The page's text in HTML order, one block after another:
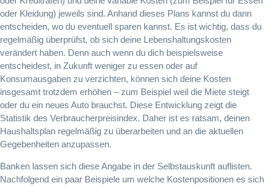
oder Kleidung) jeweils sind. Anhand dieses Plans kannst du dann
entscheiden, wo du eventuell sparen kannst. Es ist wichtig, dass du
regelmäßig überprüfst, ob sich deine Lebenshaltungskosten
verändert haben. Denn auch wenn du dich beispielsweise
entscheidest, in Zukunft weniger zu essen oder auf
Konsumausgaben zu verzichten, können sich deine Kosten
insgesamt trotzdem erhöhen – zum Beispiel weil die Miete steigt
oder du ein neues Auto brauchst. Diese Entwicklung zeigt die
Statistik des Verbraucherpreisindex. Daher ist es ratsam, deinen
Haushaltsplan regelmäßig zu überarbeiten und an die aktuellen
Gegebenheiten anzupassen.
Banken lassen sich diese Angabe in der Selbstauskunft auflisten.
Nachfolgend ein paar Beispiele um welche Kostenpositionen es sich